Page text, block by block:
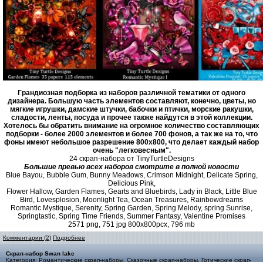
Грандиозная подборка из наборов различной тематики от одного
дизайнера. Большую часть элементов составляют, конечно, цветы, но
мягкие игрушки, дамские штучки, бабочки и птички, морские ракушки,
сладости, ленты, посуда и прочее также найдутся в этой коллекции.
Хотелось бы обратить внимание на огромное количество составляющих
подборки - более 2000 элементов и более 700 фонов, а так же на то, что
фоны имеют небольшое разрешение 800х800, что делает каждый набор
очень "легковесным".
24 cкрап-набора от TinyTurtleDesigns
Большие превью всех наборов смотрите в полной новости
Blue Bayou, Bubble Gum, Bunny Meadows, Crimson Midnight, Delicate Spring,
Delicious Pink,
Flower Hallow, Garden Flames, Gearts and Bluebirds, Lady in Black, Little Blue
Bird, Lovesplosion, Moonlight Tea, Ocean Treasures, Rainbowdreams
Romantic Mystique, Serenity, Spring Garden, Spring Melody, spring Sunrise,
Springtastic, Spring Time Friends, Summer Fantasy, Valentine Promises
2571 png, 751 jpg 800x800pcx, 796 mb
Комментарии (2) Подробнее
Скрап-набор Swan lake
Категория: Романтические скрап-наборы Сказочные скрап-наборы Готические скрап-